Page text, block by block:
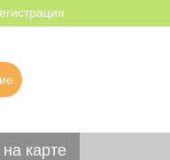
карте